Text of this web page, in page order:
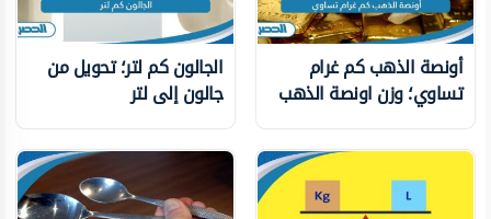
أونصة الذهب كم غرام
تساوي؛ وزن اونصة الذهب
الجالون كم لتر؛ تحويل من
جالون إلى لتر